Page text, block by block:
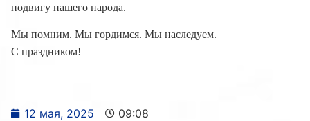
подвигу нашего народа.
Мы помним. Мы гордимся. Мы наследуем.
С праздником!
12 мая, 2025 09:08